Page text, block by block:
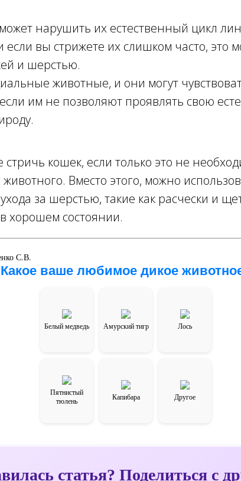
нарушить их естественный цикл
если вы стрижете их слишком часто, это
и шерстью.
животные, и они могут
им не позволяют проявлять свою
кошек, если только это не
Вместо этого, можно
за шерстью, такие как расчески и
хорошем состоянии.
С.В.
Какое ваше любимое дикое
Белый медведь Амурский тигр Лось
Пятнистый
тюлень
Капибара Другое
статья? Поделиться с